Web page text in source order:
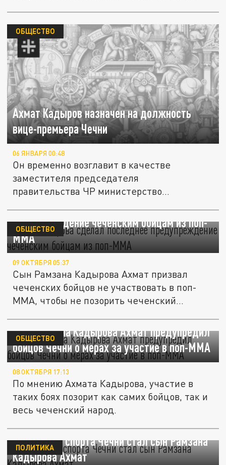
Ахмат Кадыров назначен на должность
вице-премьера Чечни
ОБЩЕСТВО
06 ЯНВАРЯ 00:48
Он временно возглавит в качестве
заместителя председателя
правительства ЧР министерство
Сын Кадырова сделал последнее
предупреждение чеченским бойцам из поп-
MMA
ОБЩЕСТВО
09 ОКТЯБРЯ 05:37
Сын Рамзана Кадырова Ахмат призвал
чеченских бойцов не участвовать в поп-
MMA, чтобы не позорить чеченский...
Сын Рамзана Кадырова Ахмат предупредил
бойцов Чечни о мерах за участие в поп-ММА
ОБЩЕСТВО
08 ОКТЯБРЯ 17:13
По мнению Ахмата Кадырова, участие в
таких боях позорит как самих бойцов, так и
весь чеченский народ.
Министром спорта Чечни стал сын Рамзана
Кадырова Ахмат
ПОЛИТИКА